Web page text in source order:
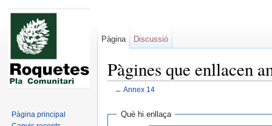
Pàgines que enllacen
← Annex 14
Què hi enllaça
Pàgina Discussió
Pàgina principal